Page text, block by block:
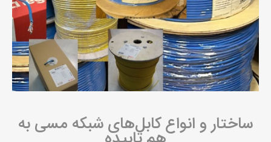
ساختار و انواع کابل‌های شبکه مسی به